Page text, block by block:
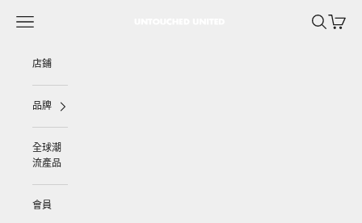
選單 搜尋購物車
店鋪
品牌
全球潮
流產品
會員